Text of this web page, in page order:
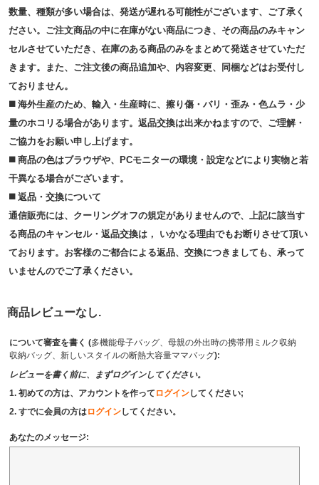
数量、種類が多い場合は、発送が遅れる可能性がございます、ご了承く
ださい。ご注文商品の中に在庫がない商品につき、その商品のみキャン
セルさせていただき、在庫のある商品のみをまとめて発送させていただ
きます。また、ご注文後の商品追加や、内容変更、同梱などはお受付し
ておりません。
◼️ 海外⽣産のため、輸⼊・⽣産時に、擦り傷・バリ・歪み・色ムラ・少
量のホコリる場合があります。返品交換は出来かねますので、ご理解・
ご協⼒をお願い申し上げます。
◼️ 商品の⾊はブラウザや、PCモニターの環境・設定などにより実物と若
⼲異なる場合がございます。
◼️ 返品・交換について
通信販売には、クーリングオフの規定がありませんので、上記に該当す
る商品のキャンセル・返品交換は， いかなる理由でもお断りさせて頂い
ております。お客様のご都合による返品、交換につきましても、承って
いませんのでご了承ください。
商品レビューなし.
について審査を書く (多機能母子バッグ、母親の外出時の携帯用ミルク収納
収納バッグ、新しいスタイルの断熱大容量ママバッグ):
レビューを書く前に、まずログインしてください。
1. 初めての方は、アカウントを作って ログインしてください;
2. すでに会員の方はログインしてください。
あなたのメッセージ: